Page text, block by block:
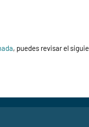
, puedes revisar el